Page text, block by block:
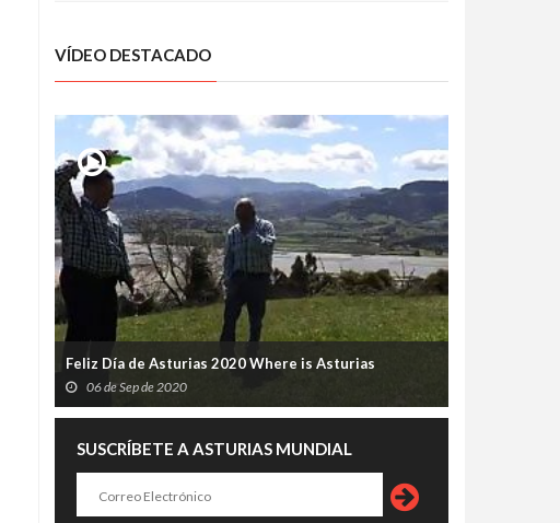
VÍDEO DESTACADO
Feliz Día de Asturias 2020 Where is Asturias
06 de Sep de 2020
SUSCRÍBETE A ASTURIAS MUNDIAL